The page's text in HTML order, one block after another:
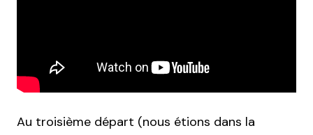
Au troisième départ (nous étions dans la